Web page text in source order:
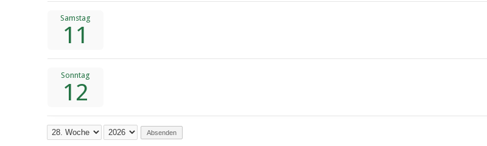
Samstag
11
Sonntag
12
Absenden